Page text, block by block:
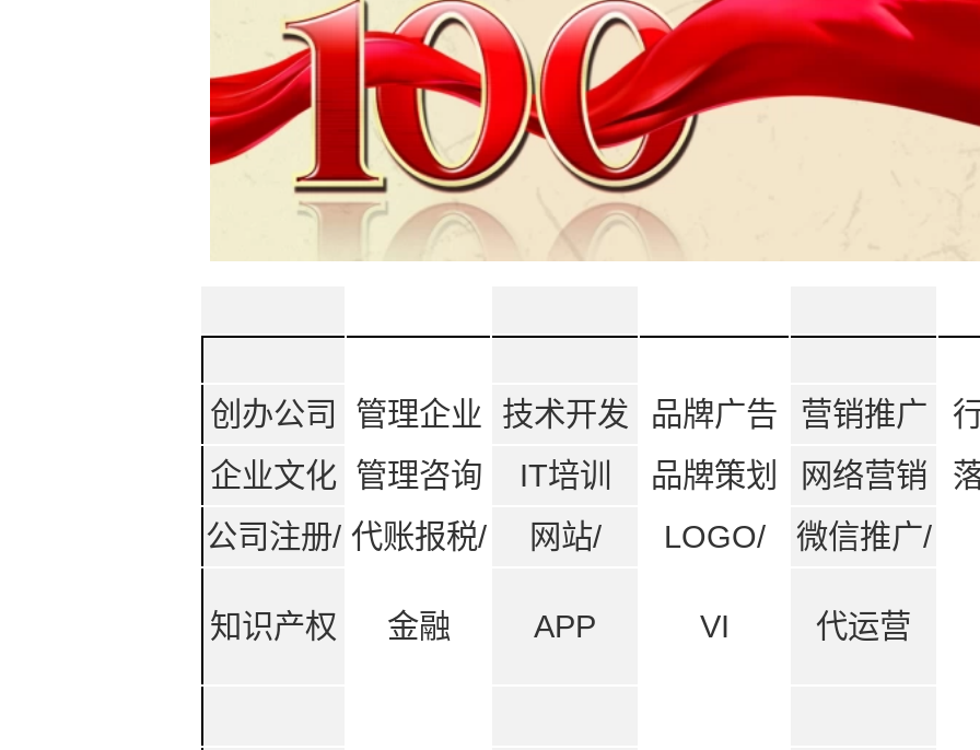
创办公司 管理企业 技术开发 品牌广告 营销推广
企业文化 管理咨询 IT培训 品牌策划 网络营销
公司注册/ 代账报税/ 网站/ LOGO/ 微信推广/
知识产权 金融 APP VI 代运营